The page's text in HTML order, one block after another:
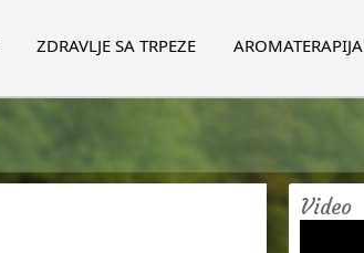
ZDRAVLJE SA TRPEZE AROMATERAPIJA
Video